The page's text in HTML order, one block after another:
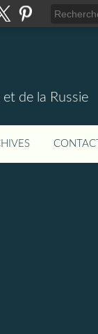
de la Russie
CONTACT